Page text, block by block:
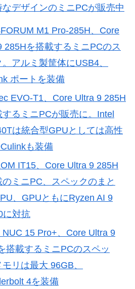
なデザインのミニPCが販売中
M1 Pro-285H、Core
285Hを搭載するミニPCのス
アルミ製筐体にUSB4、
ポートを装備
EVO-T1、Core Ultra 9 285H
するミニPCが販売に。Intel
は統合型GPUとしては高性
も装備
IT15、Core Ultra 9 285H
のミニPC、スペックのまと
、GPUともにRyzen AI 9
に対抗
NUC 15 Pro+、Core Ultra 9
搭載するミニPCのスペッ
リは最大 96GB、
4を装備